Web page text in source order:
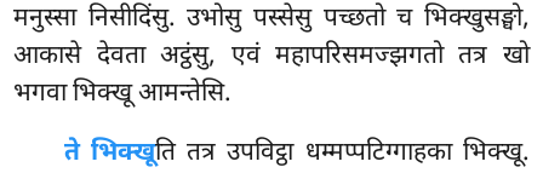
मनुस्सा निसीदिंसु. उभोसु पस्सेसु पच्छतो च भिक्खुसङ्घो,
आकासे देवता अट्ठंसु, एवं महापरिसमज्झगतो तत्र खो
भगवा भिक्खू आमन्तेसि.
ते भिक्खूति तत्र उपविट्ठा धम्मप्पटिग्गाहका भिक्खू.